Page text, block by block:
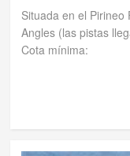
Situada en el
Angles (las pistas
Cota mínima: